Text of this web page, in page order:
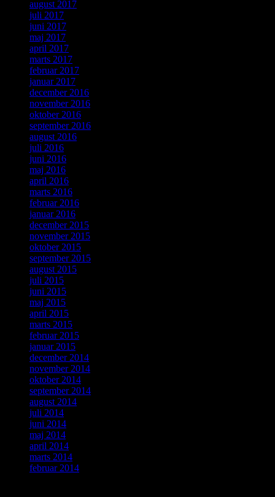
august 2017
juli 2017
juni 2017
maj 2017
april 2017
marts 2017
februar 2017
januar 2017
december 2016
november 2016
oktober 2016
september 2016
august 2016
juli 2016
juni 2016
maj 2016
april 2016
marts 2016
februar 2016
januar 2016
december 2015
november 2015
oktober 2015
september 2015
august 2015
juli 2015
juni 2015
maj 2015
april 2015
marts 2015
februar 2015
januar 2015
december 2014
november 2014
oktober 2014
september 2014
august 2014
juli 2014
juni 2014
maj 2014
april 2014
marts 2014
februar 2014